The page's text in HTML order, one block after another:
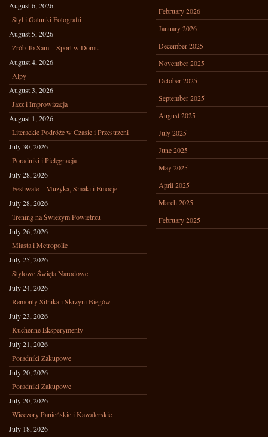
August 6, 2026
Styl i Gatunki Fotografii
August 5, 2026
Zrób To Sam – Sport w Domu
August 4, 2026
Alpy
August 3, 2026
Jazz i Improwizacja
August 1, 2026
Literackie Podróże w Czasie i Przestrzeni
July 30, 2026
Poradniki i Pielęgnacja
July 28, 2026
Festiwale – Muzyka, Smaki i Emocje
July 28, 2026
Trening na Świeżym Powietrzu
July 26, 2026
Miasta i Metropolie
July 25, 2026
Stylowe Święta Narodowe
July 24, 2026
Remonty Silnika i Skrzyni Biegów
July 23, 2026
Kuchenne Eksperymenty
July 21, 2026
Poradniki Zakupowe
July 20, 2026
Poradniki Zakupowe
July 20, 2026
Wieczory Panieńskie i Kawalerskie
July 18, 2026
February 2026
January 2026
December 2025
November 2025
October 2025
September 2025
August 2025
July 2025
June 2025
May 2025
April 2025
March 2025
February 2025